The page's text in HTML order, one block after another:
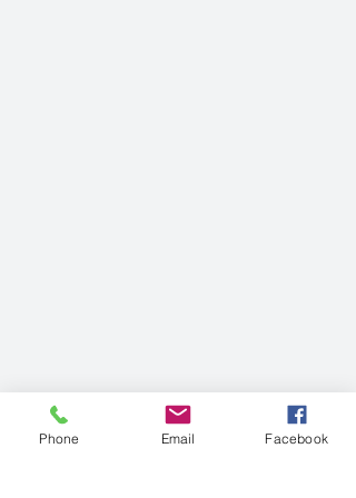
Phone Email Facebook